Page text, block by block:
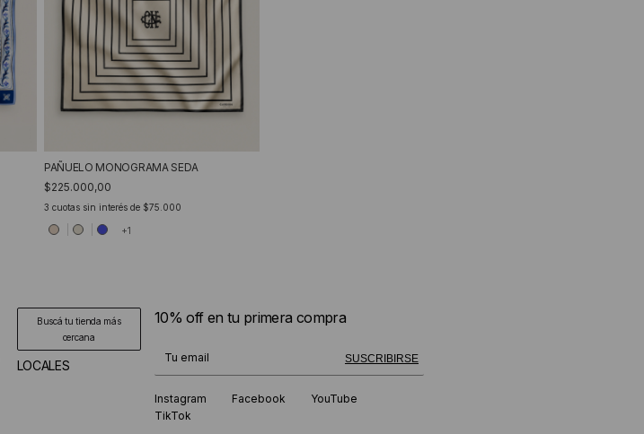
PAÑUELO MONOGRAMA SEDA
$225.000,00
3 cuotas sin interés de $75.000
+1
Buscá tu tienda más
cercana
LOCALES
10% off en tu primera compra
SUSCRIBIRSE
¡Te suscribiste exitosamente!
Instagram Facebook
YouTube
TikTok